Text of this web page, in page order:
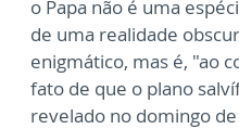
o Papa não é uma
de uma realidade
enigmático, mas é, "ao
fato de que o plano
revelado no domingo de